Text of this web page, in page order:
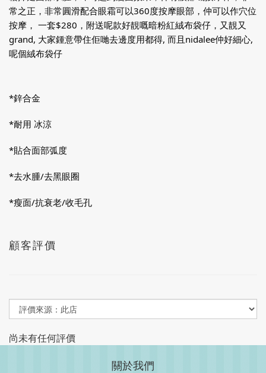
常之正，非常圓滑配合眼霜可以360度按摩眼部，仲可以作穴位
按摩， 一套$280，附送呢款好靚嘅暗粉紅絨布袋仔，又靚又
grand, 大家鍾意帶住佢哋去邊度用都得, 而且nidalee仲好細心,
呢個絨布袋仔
*鋅合金
*耐用 冰涼
*貼合面部弧度
*去水腫/去黑眼圈
*瘦面/抗衰老/收毛孔
顧客評價
尚未有任何評價
關於我們